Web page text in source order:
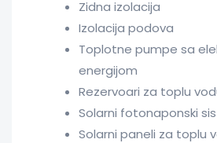
Zidna izolacija
Izolacija podova
Toplotne pumpe sa
energijom
Rezervoari za toplu
Solarni fotonaponski
Solarni paneli za toplu